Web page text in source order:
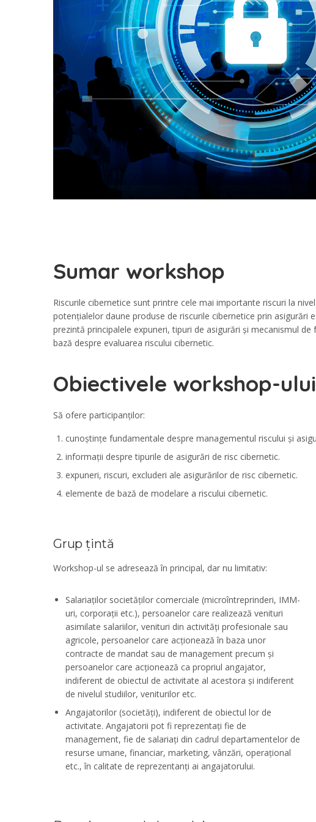
Sumar workshop
Riscurile cibernetice sunt printre cele mai importante riscuri la
potențialelor daune produse de riscurile cibernetice prin
prezintă principalele expuneri, tipuri de asigurări și mecanismul
bază despre evaluarea riscului cibernetic.
Obiectivele workshop-ului
Să ofere participanților:
cunoștințe fundamentale despre managementul riscului și
informații despre tipurile de asigurări de risc cibernetic.
expuneri, riscuri, excluderi ale asigurărilor de risc cibernetic.
elemente de bază de modelare a riscului cibernetic.
Grup țintă
Workshop-ul se adresează în principal, dar nu limitativ:
Salariaților societăților comerciale (microîntreprinderi, IMM-
uri, corporații etc.), persoanelor care realizează venituri
asimilate salariilor, venituri din activități profesionale sau
agricole, persoanelor care acționează în baza unor
contracte de mandat sau de management precum și
persoanelor care acționează ca propriul angajator,
indiferent de obiectul de activitate al acestora și indiferent
de nivelul studiilor, veniturilor etc.
Angajatorilor (societăți), indiferent de obiectul lor de
activitate. Angajatorii pot fi reprezentați fie de
management, fie de salariați din cadrul departamentelor de
resurse umane, financiar, marketing, vânzări, operațional
etc., în calitate de reprezentanți ai angajatorului.